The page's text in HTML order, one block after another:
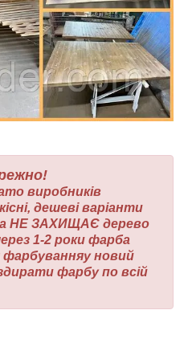
виробників
дешеві варіанти
НЕ ЗАХИЩАЄ дерево
1-2 роки фарба
фарбуванняу новий
фарбу по всій